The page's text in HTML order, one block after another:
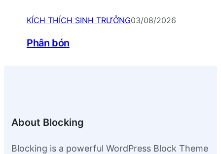
KÍCH THÍCH SINH TRƯỞNG03/08/2026
Phân bón
About Blocking
Blocking is a powerful WordPress Block Theme